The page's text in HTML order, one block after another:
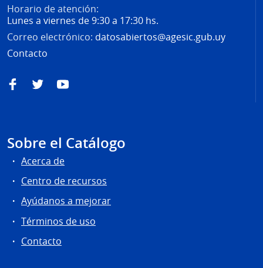
Horario de atención:
Lunes a viernes de 9:30 a 17:30 hs.
Correo electrónico: datosabiertos@agesic.gub.uy
Contacto
FacebookTwitterYouTube
Sobre el Catálogo
Acerca de
Centro de recursos
Ayúdanos a mejorar
Términos de uso
Contacto